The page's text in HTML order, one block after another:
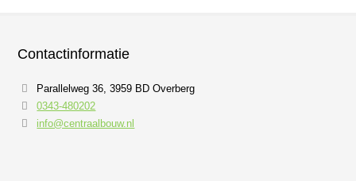
Contactinformatie
Parallelweg 36, 3959 BD Overberg
0343-480202
info@centraalbouw.nl